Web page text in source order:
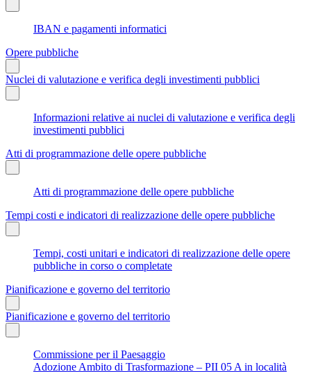
IBAN e pagamenti informatici
Opere pubbliche
Nuclei di valutazione e verifica degli investimenti pubblici
Informazioni relative ai nuclei di valutazione e verifica degli
investimenti pubblici
Atti di programmazione delle opere pubbliche
Atti di programmazione delle opere pubbliche
Tempi costi e indicatori di realizzazione delle opere pubbliche
Tempi, costi unitari e indicatori di realizzazione delle opere
pubbliche in corso o completate
Pianificazione e governo del territorio
Pianificazione e governo del territorio
Commissione per il Paesaggio
Adozione Ambito di Trasformazione – PII 05 A in località